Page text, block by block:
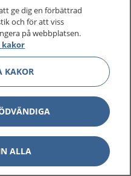
ge dig en förbättrad
och för att viss
på webbplatsen.
kakor
KAKOR
ALLA